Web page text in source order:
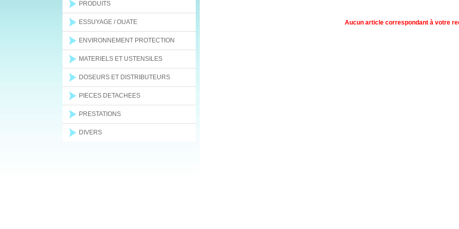
PRODUITS
ESSUYAGE / OUATE
ENVIRONNEMENT PROTECTION
MATERIELS ET USTENSILES
DOSEURS ET DISTRIBUTEURS
PIECES DETACHEES
PRESTATIONS
DIVERS
Aucun article correspondant à votre